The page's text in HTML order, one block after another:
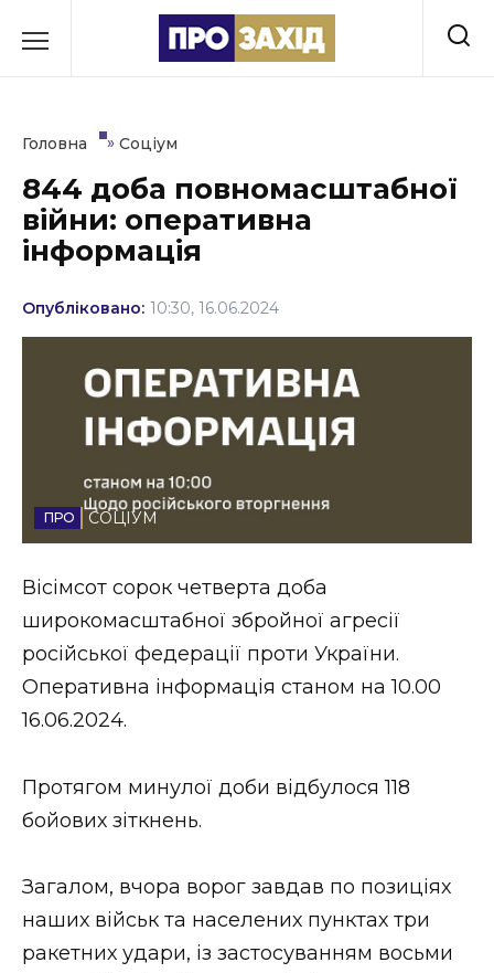
до
Культура
Освіта
Події
Політика
Соціум
Стиль життя
Втрачений Ужгород (відеоверсія)
ЗАКАРПАТСЬКІ НОВИНИ
НОВИНИ ЗАХІДНОЇ УКРАЇНИ
ФОТО
Головна » Соціум
844 доба повномасштабної
війни: оперативна
інформація
Опубліковано: 10:30, 16.06.2024
СОЦІУМ
Вісімсот сорок четверта доба
широкомасштабної збройної агресії
російської федерації проти України.
Оперативна інформація станом на 10.00
16.06.2024.
Протягом минулої доби відбулося 118
бойових зіткнень.
Загалом, вчора ворог завдав по позиціях
наших військ та населених пунктах три
ракетних удари, із застосуванням восьми